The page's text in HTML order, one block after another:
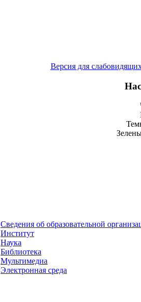
Версия для
Сведения об образовательной
Институт
Наука
Библиотека
Мультимедиа
Электронная среда